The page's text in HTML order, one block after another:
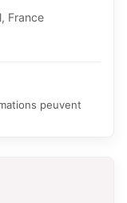
France
peuvent